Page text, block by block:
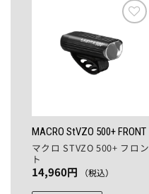
MACRO StVZO 500+ FRONT
マクロ STVZO 500+ フロン
ト
14,960円 （税込）